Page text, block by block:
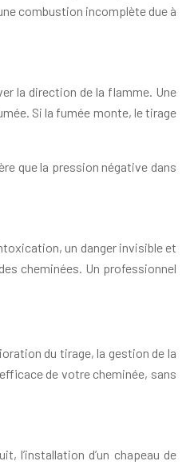
combustion incomplète due à
la direction de la flamme. Une
Si la fumée monte, le tirage
que la pression négative dans
un danger invisible et
cheminées. Un professionnel
du tirage, la gestion de la
de votre cheminée, sans
l’installation d’un chapeau de